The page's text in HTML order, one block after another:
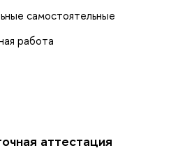
самостоятельные
работа
аттестация